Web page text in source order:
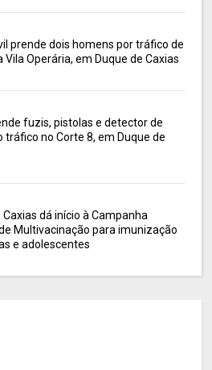
prende dois homens por tráfico de
Vila Operária, em Duque de Caxias
fuzis, pistolas e detector de
tráfico no Corte 8, em Duque de
Caxias dá início à Campanha
Multivacinação para imunização
e adolescentes